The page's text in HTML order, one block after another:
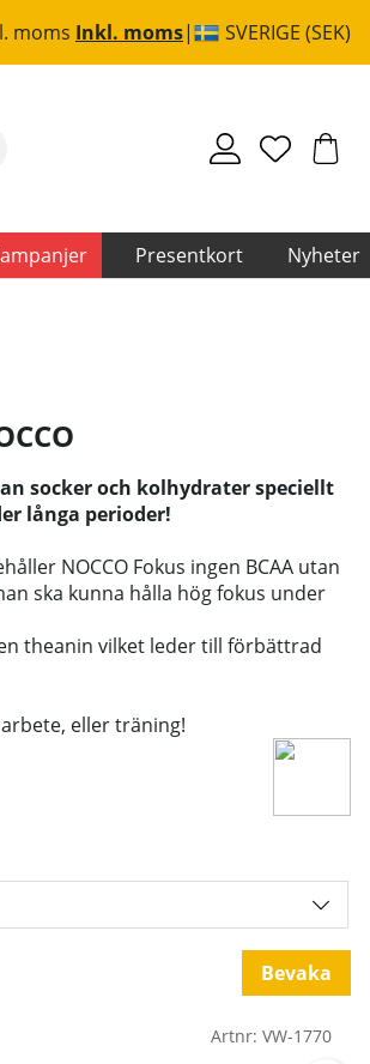
moms Inkl. moms SVERIGE (SEK)
Presentkort Nyheter
socker och kolhydrater speciellt
långa perioder!
NOCCO Fokus ingen BCAA utan
ska kunna hålla hög fokus under
theanin vilket leder till förbättrad
eller träning!
Bevaka
Artnr: VW-1770